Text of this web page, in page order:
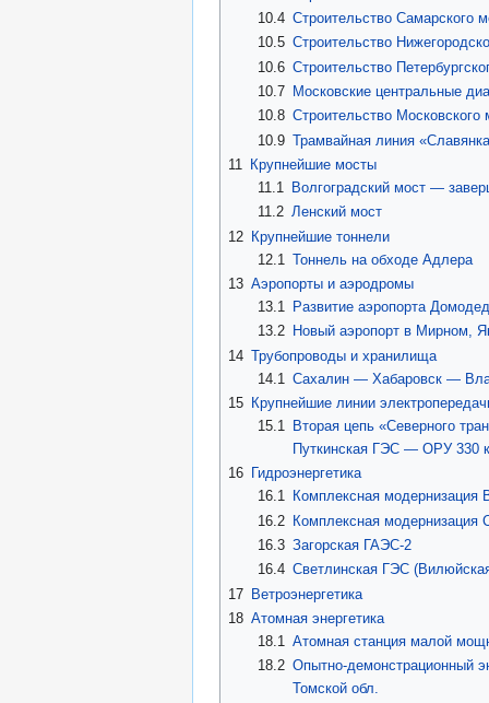
10.4 Строительство Самарского
10.5 Строительство
10.6 Строительство
10.7
Московские центральные
10.8 Строительство Московского
10.9 Трамвайная линия
11 Крупнейшие мосты
11.1
Волгоградский мост —
11.2 Ленский мост
12 Крупнейшие тоннели
12.1
Тоннель на обходе Адлера
13 Аэропорты и аэродромы
13.1
Развитие аэропорта
13.2
Новый аэропорт в Мирном,
14 Трубопроводы и хранилища
14.1 Сахалин — Хабаровск —
15 Крупнейшие линии
15.1
Вторая цепь «Северного
Путкинская ГЭС — ОРУ 330
16 Гидроэнергетика
16.1
Комплексная модернизация
16.2 Комплексная модернизация
16.3 Загорская ГАЭС-2
16.4 Светлинская ГЭС
17 Ветроэнергетика
18 Атомная энергетика
18.1 Атомная станция малой
18.2 Опытно-демонстрационный
Томской обл.